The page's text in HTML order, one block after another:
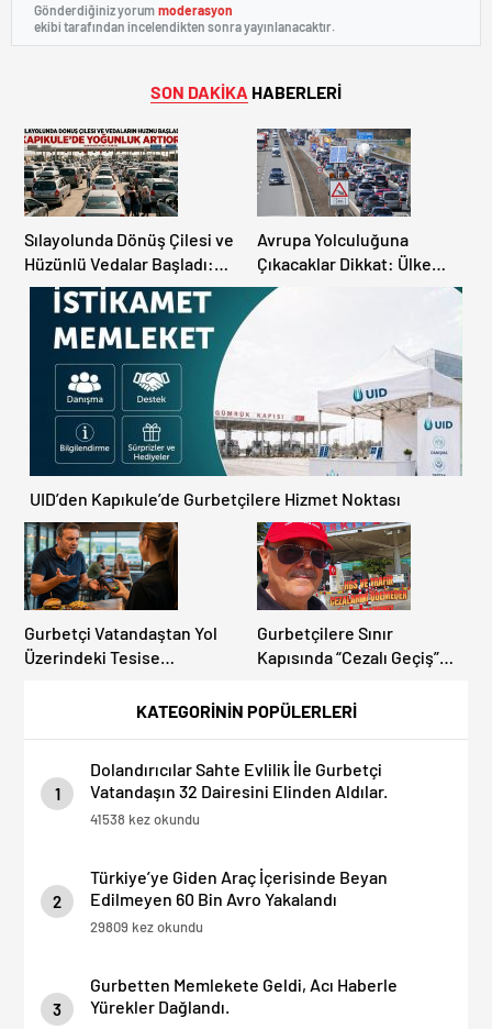
Gönderdiğiniz yorum moderasyon
ekibi tarafından incelendikten sonra yayınlanacaktır.
SON DAKİKA HABERLERİ
KATEGORİNİN POPÜLERLERİ
1
Dolandırıcılar Sahte Evlilik İle Gurbetçi
Vatandaşın 32 Dairesini Elinden Aldılar.
41538 kez okundu
2
Türkiye’ye Giden Araç İçerisinde Beyan
Edilmeyen 60 Bin Avro Yakalandı
29809 kez okundu
3
Gurbetten Memlekete Geldi, Acı Haberle
Yürekler Dağlandı.
Sılayolunda Dönüş Çilesi ve
Hüzünlü Vedalar Başladı:
Kapıkule’de Yoğunluk
Artıyor!
Avrupa Yolculuğuna
Çıkacaklar Dikkat: Ülke
Ülke Güncel Trafik Kuralları,
Avrupa Otoyol Hız Limitleri
UID’den Kapıkule’de Gurbetçilere Hizmet Noktası
Gurbetçi Vatandaştan Yol
Üzerindeki Tesise
“Hesabınızı Mutlaka Kontrol
Gurbetçilere Sınır
Kapısında “Cezalı Geçiş”
Dışına Çıkamıyor!